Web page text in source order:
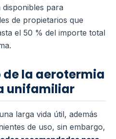
para
de propietarios que
el 50 % del importe total
la aerotermia
unifamiliar
larga vida útil, además
de uso, sin embargo,